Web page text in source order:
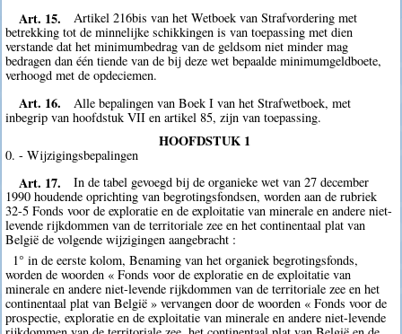
Art. 15.
Artikel 216bis van het Wetboek van Strafvordering met
betrekking tot de minnelijke schikkingen is van toepassing met dien
verstande dat het minimumbedrag van de geldsom niet minder mag
bedragen dan één tiende van de bij deze wet bepaalde minimumgeldboete,
verhoogd met de opdeciemen.
Art. 16.
Alle bepalingen van Boek I van het Strafwetboek, met
inbegrip van hoofdstuk VII en artikel 85, zijn van toepassing.
HOOFDSTUK 1
0. - Wijzigingsbepalingen
Art. 17.
In de tabel gevoegd bij de organieke wet van 27 december
1990 houdende oprichting van begrotingsfondsen, worden aan de rubriek
32-5 Fonds voor de exploratie en de exploitatie van minerale en andere niet-
levende rijkdommen van de territoriale zee en het continentaal plat van
België de volgende wijzigingen aangebracht :
1° in de eerste kolom, Benaming van het organiek begrotingsfonds,
worden de woorden « Fonds voor de exploratie en de exploitatie van
minerale en andere niet-levende rijkdommen van de territoriale zee en het
continentaal plat van België » vervangen door de woorden « Fonds voor de
prospectie, exploratie en de exploitatie van minerale en andere niet-levende